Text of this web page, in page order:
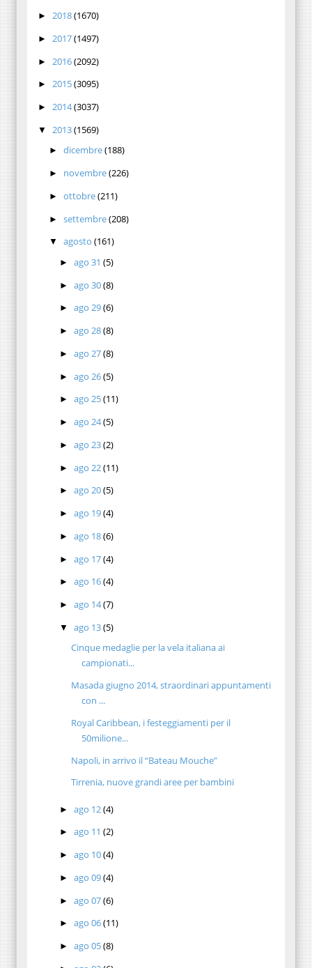
► 2018(1670)
► 2017(1497)
► 2016(2092)
► 2015(3095)
► 2014(3037)
▼ 2013(1569)
► dicembre(188)
► novembre(226)
► ottobre(211)
► settembre(208)
▼ agosto (161)
►ago 31(5)
►ago 30(8)
►ago 29(6)
►ago 28(8)
►ago 27(8)
►ago 26(5)
►ago 25(11)
►ago 24(5)
►ago 23(2)
►ago 22(11)
►ago 20(5)
►ago 19(4)
►ago 18(6)
►ago 17(4)
►ago 16(4)
►ago 14(7)
▼ago 13(5)
Cinque medaglie per la vela italiana ai
campionati...
Masada giugno 2014, straordinari appuntamenti
con ...
Royal Caribbean, i festeggiamenti per il
50milione...
Napoli, in arrivo il “Bateau Mouche”
Tirrenia, nuove grandi aree per bambini
►ago 12(4)
►ago 11(2)
►ago 10(4)
►ago 09(4)
►ago 07(6)
►ago 06(11)
►ago 05(8)